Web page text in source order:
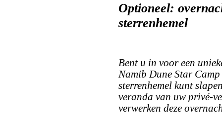
Optioneel:
sterrenhemel
Bent u in voor een
Namib Dune Star
sterrenhemel kunt
veranda van uw privé-
verwerken deze